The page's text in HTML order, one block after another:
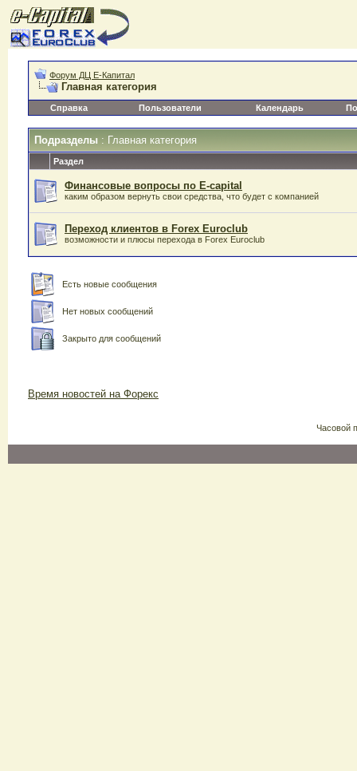
Форум ДЦ Е-Капитал
Главная категория
Справка Пользователи Календарь
Подразделы : Главная категория
Раздел
Финансовые вопросы по E-capital
каким образом вернуть свои средства, что будет с компанией
Переход клиентов в Forex Euroclub
возможности и плюсы перехода в Forex Euroclub
Есть новые сообщения
Нет новых сообщений
Закрыто для сообщений
Время новостей на Форекс
Часовой